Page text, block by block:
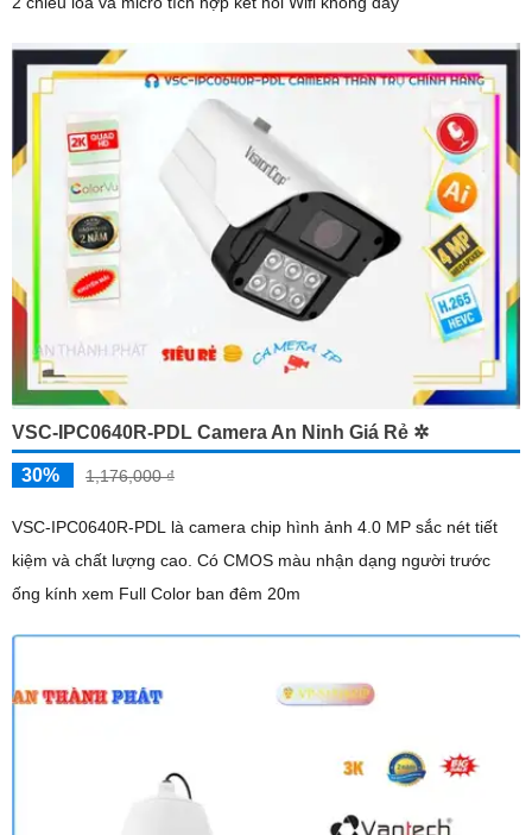
VSC-IPC0640R-PDL Camera An Ninh Giá Rẻ ✲
30% 1,176,000 ₫
VSC-IPC0640R-PDL là camera chip hình ảnh 4.0 MP sắc nét tiết
kiệm và chất lượng cao. Có CMOS màu nhận dạng người trước
ống kính xem Full Color ban đêm 20m